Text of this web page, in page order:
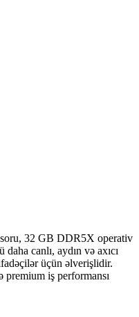
32 GB DDR5X operativ
canlı, aydın və axıcı
üçün əlverişlidir.
iş performansı